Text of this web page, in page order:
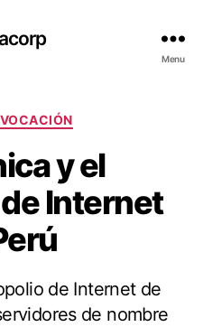
Menu
Categories
y el
Internet
de Internet de
de nombre